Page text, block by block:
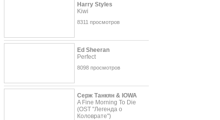
Harry Styles
Kiwi
8311 просмотров
Ed Sheeran
Perfect
8098 просмотров
Серж Танкян & IOWA
A Fine Morning To Die
(OST "Легенда о
Коловрате")